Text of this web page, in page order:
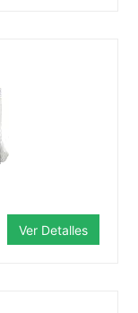
Ver Detalles